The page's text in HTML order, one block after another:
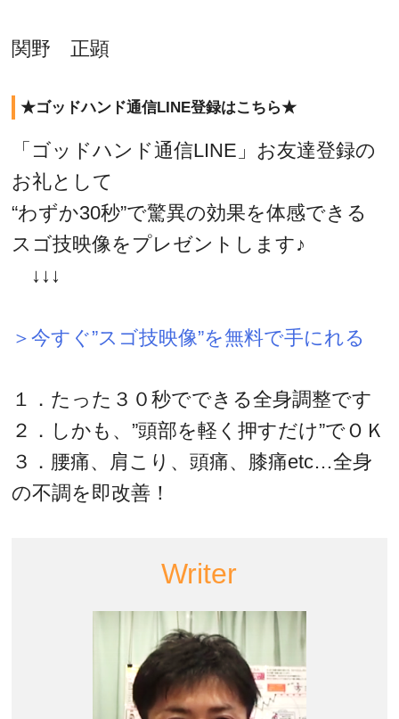
関野 正顕
★ゴッドハンド通信LINE登録はこちら★
「ゴッドハンド通信LINE」お友達登録の
お礼として
“わずか30秒”で驚異の効果を体感できる
スゴ技映像をプレゼントします♪
↓↓↓
＞今すぐ”スゴ技映像”を無料で手にれる
１．たった３０秒でできる全身調整です
２．しかも、”頭部を軽く押すだけ”でＯＫ
３．腰痛、肩こり、頭痛、膝痛etc…全身
の不調を即改善！
Writer